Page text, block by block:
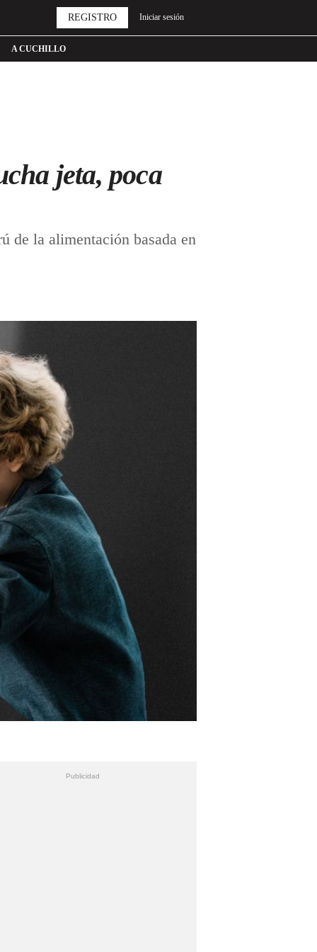
A CUCHILLO
REGISTRO Iniciar sesión
jeta, poca
de la alimentación basada en